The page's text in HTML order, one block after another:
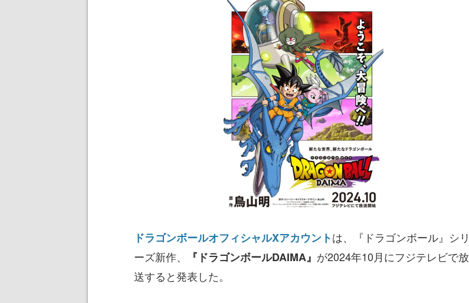
ドラゴンボールオフィシャルXアカウントは、『ドラゴンボール』シリ
ーズ新作、
『ドラゴンボールDAIMA』 が2024年10月にフジテレビで放
送すると発表した。